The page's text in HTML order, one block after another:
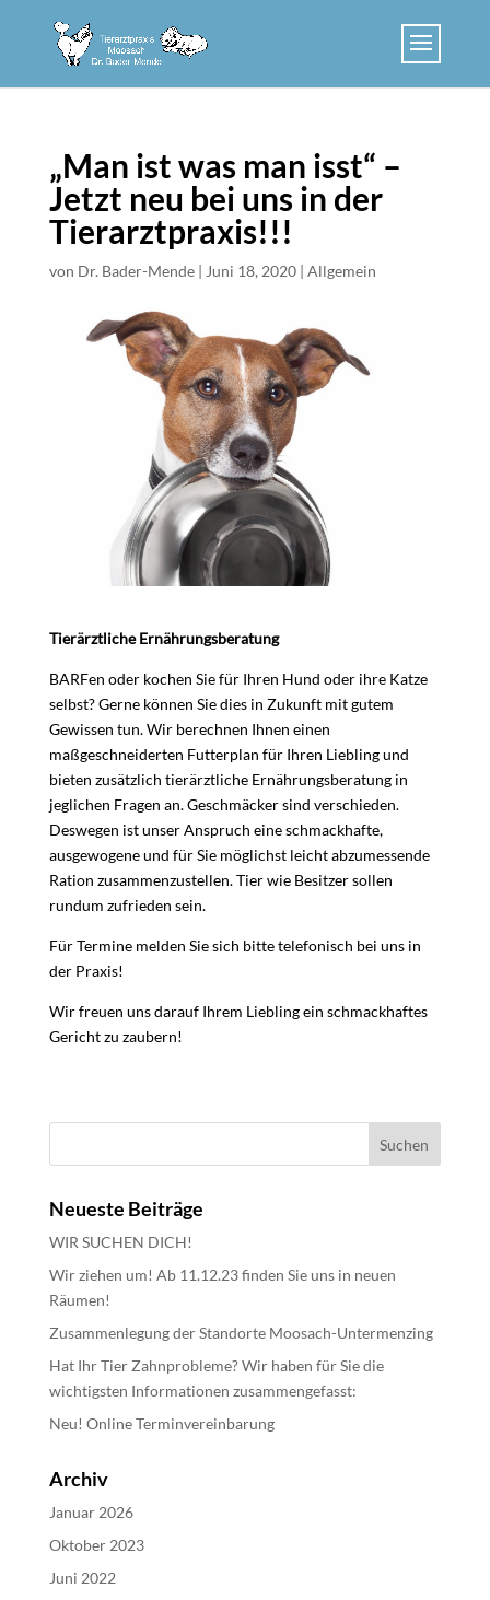
„Man ist was man isst“ –
Jetzt neu bei uns in der
Tierarztpraxis!!!
von Dr. Bader-Mende| Juni 18, 2020| Allgemein
Tierärztliche Ernährungsberatung
BARFen oder kochen Sie für Ihren Hund oder ihre Katze
selbst? Gerne können Sie dies in Zukunft mit gutem
Gewissen tun. Wir berechnen Ihnen einen
maßgeschneiderten Futterplan für Ihren Liebling und
bieten zusätzlich tierärztliche Ernährungsberatung in
jeglichen Fragen an. Geschmäcker sind verschieden.
Deswegen ist unser Anspruch eine schmackhafte,
ausgewogene und für Sie möglichst leicht abzumessende
Ration zusammenzustellen. Tier wie Besitzer sollen
rundum zufrieden sein.
Für Termine melden Sie sich bitte telefonisch bei uns in
der Praxis!
Wir freuen uns darauf Ihrem Liebling ein schmackhaftes
Gericht zu zaubern!
Neueste Beiträge
WIR SUCHEN DICH!
Wir ziehen um! Ab 11.12.23 finden Sie uns in neuen
Räumen!
Zusammenlegung der Standorte Moosach-Untermenzing
Hat Ihr Tier Zahnprobleme? Wir haben für Sie die
wichtigsten Informationen zusammengefasst:
Neu! Online Terminvereinbarung
Archiv
Januar 2026
Oktober 2023
Juni 2022